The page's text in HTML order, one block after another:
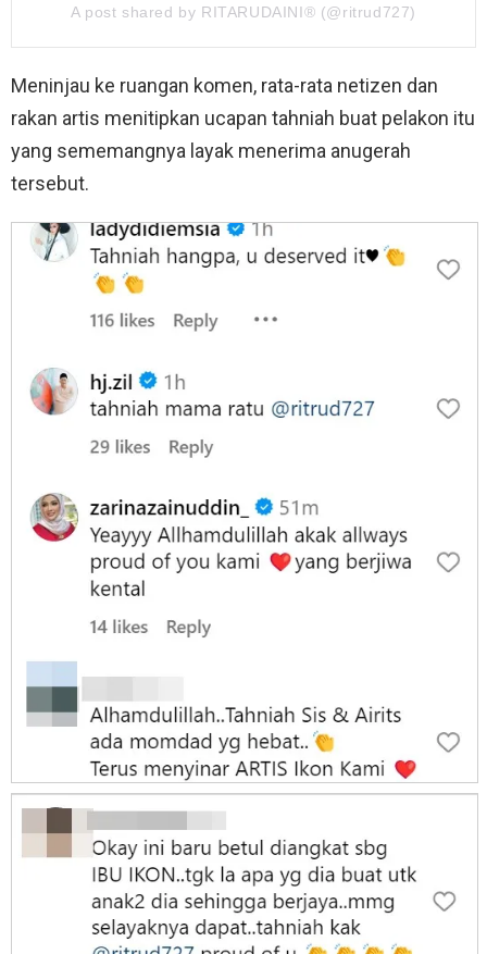
A post shared by RITARUDAINI® (@ritrud727)
Meninjau ke ruangan komen, rata-rata netizen dan
rakan artis menitipkan ucapan tahniah buat pelakon itu
yang sememangnya layak menerima anugerah
tersebut.